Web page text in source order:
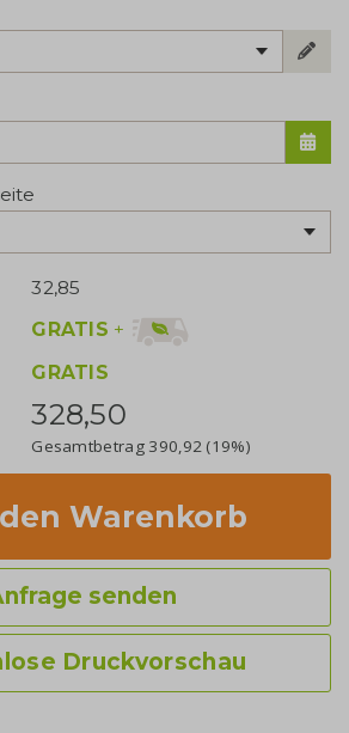
32,85
GRATIS +
GRATIS
328,50
Gesamtbetrag 390,92 (19%)
Warenkorb
senden
Druckvorschau